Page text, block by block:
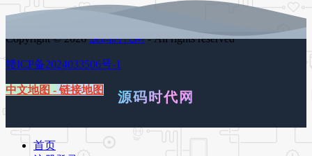
Copyright © 2026源码时代网- All rights reserved
赣ICP备2024033506号-1
中文地图 - 链接地图 源码时代网
首页